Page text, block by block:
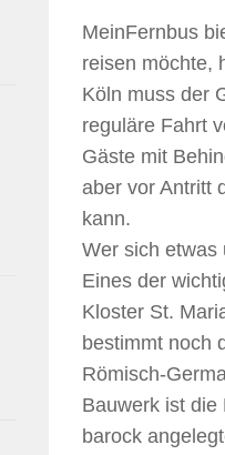
MeinFernbus
reisen möchte,
Köln muss der
reguläre Fahrt
Gäste mit
aber vor Antritt
kann.
Wer sich etwas
Eines der
Kloster St.
bestimmt noch
Römisch-
Bauwerk ist die
barock